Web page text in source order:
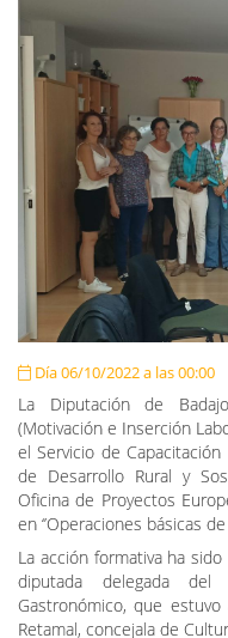
La Diputación de
(Motivación e Inserción
el Servicio de
de Desarrollo Rural y
Oficina de Proyectos
en ‘’Operaciones básicas
La acción formativa ha
diputada delegada
Gastronómico, que
Retamal, concejala de